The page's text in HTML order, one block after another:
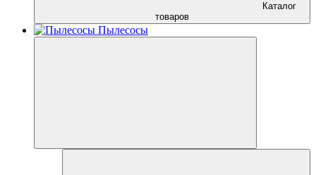
Каталог
товаров
Пылесосы